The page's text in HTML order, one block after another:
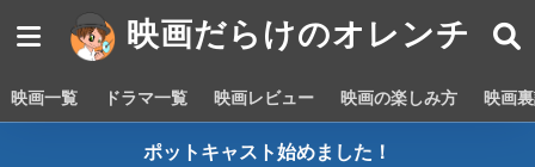
映画だらけのオレンチ
映画一覧 ドラマ一覧 映画レビュー 映画の楽しみ方 映画
ポットキャスト始めました！